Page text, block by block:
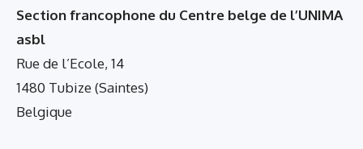
Section francophone du Centre belge de l’UNIMA
asbl
Rue de l’Ecole, 14
1480 Tubize (Saintes)
Belgique